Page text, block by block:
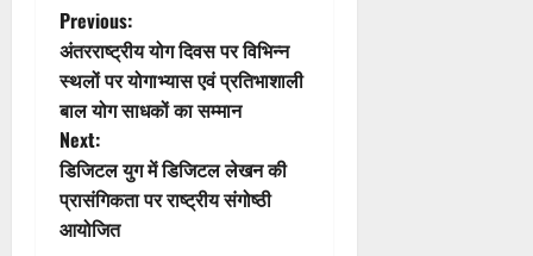
t
i
o
n
P
o
s
t
n
Previous:
अंतरराष्ट्रीय योग दिवस पर विभिन्न
स्थलों पर योगाभ्यास एवं प्रतिभाशाली
बाल योग साधकों का सम्मान
Next:
डिजिटल युग में डिजिटल लेखन की
प्रासंगिकता पर राष्ट्रीय संगोष्ठी
आयोजित